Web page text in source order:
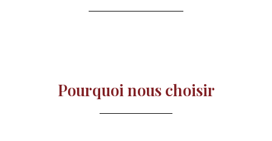
Pourquoi nous choisir​